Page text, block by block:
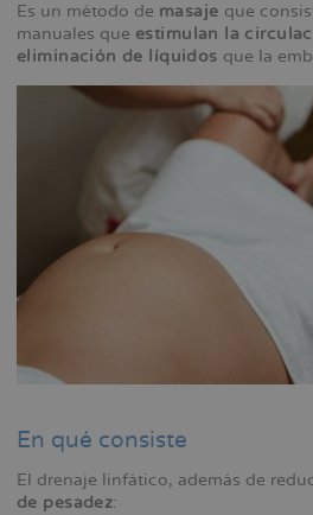
a
la
navegación
Es un método de masaje que
manuales que estimulan la
eliminación de líquidos que la
En qué consiste
El drenaje linfático, además de
de pesadez: